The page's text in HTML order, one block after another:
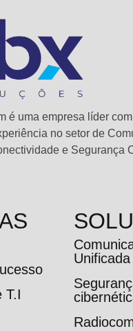
é uma empresa líder
no setor de
e Segurança
T.I
Unificada